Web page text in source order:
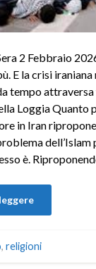
2 Febbraio
E la crisi
tempo
Loggia Quanto
in Iran
dell’Islam
è.
, religioni